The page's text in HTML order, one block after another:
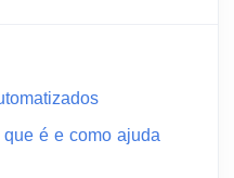
é e como ajuda